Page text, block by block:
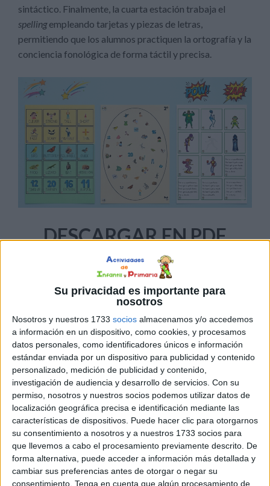
Su privacidad es importante para
nosotros
Nosotros y nuestros 1733 socios almacenamos y/o accedemos
a información en un dispositivo, como cookies, y procesamos
datos personales, como identificadores únicos e información
estándar enviada por un dispositivo para publicidad y contenido
personalizado, medición de publicidad y contenido,
investigación de audiencia y desarrollo de servicios. Con su
permiso, nosotros y nuestros socios podemos utilizar datos de
localización geográfica precisa e identificación mediante las
características de dispositivos. Puede hacer clic para otorgarnos
su consentimiento a nosotros y a nuestros 1733 socios para
que llevemos a cabo el procesamiento previamente descrito. De
forma alternativa, puede acceder a información más detallada y
cambiar sus preferencias antes de otorgar o negar su
consentimiento. Tenga en cuenta que algún procesamiento de
sintáctico. Finalmente, la cuarta estación trabaja el
spellingempleando tarjetas y piezas de letras,
permitiendo que los alumnos practiquen la ortografía y la
conciencia fonológica de forma táctil y precisa.
DESCARGAR EN PDF
Estaciones superheroes